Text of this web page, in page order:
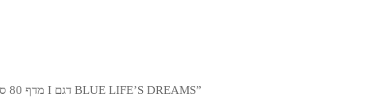
Be the first to review “מדף 80 ס”מ I דגם BLUE LIFE’S DREAMS”